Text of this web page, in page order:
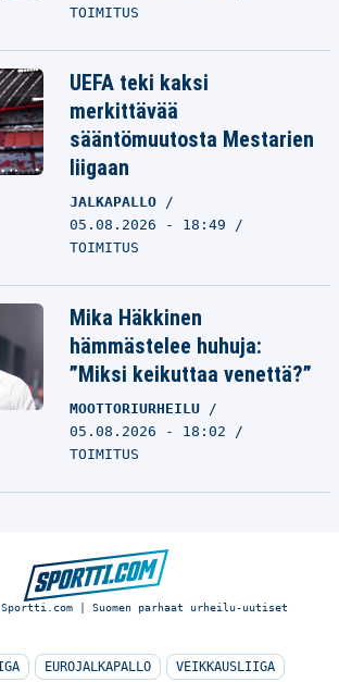
TOIMITUS
UEFA teki kaksi
merkittävää
sääntömuutosta Mestarien
liigaan
JALKAPALLO
05.08.2026 - 18:49
TOIMITUS
Mika Häkkinen
hämmästelee huhuja:
”Miksi keikuttaa venettä?”
MOOTTORIURHEILU
05.08.2026 - 18:02
TOIMITUS
| Suomen parhaat urheilu-uutiset
EUROJALKAPALLO VEIKKAUSLIIGA